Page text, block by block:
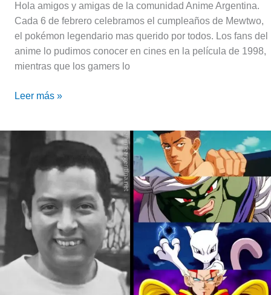
Hola amigos y amigas de la comunidad Anime Argentina.
Cada 6 de febrero celebramos el cumpleaños de Mewtwo,
el pokémon legendario mas querido por todos. Los fans del
anime lo pudimos conocer en cines en la película de 1998,
mientras que los gamers lo
Leer más »
voz
del
anime